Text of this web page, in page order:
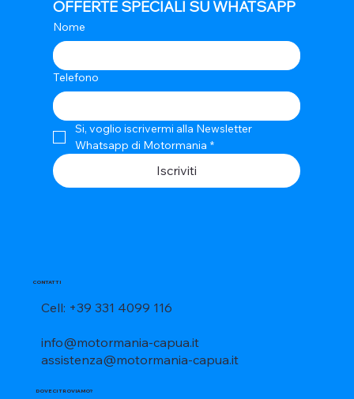
CONTATTI
Cell: +39 331 4099 116
info@motormania-capua.it
assistenza@motormania-capua.it
DOVE CI TROVIAMO?
OFFERTE SPECIALI SU WHATSAPP
Nome
Telefono
Si, voglio iscrivermi alla Newsletter
Whatsapp di Motormania *
Iscriviti